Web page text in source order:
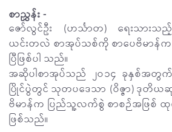
စာညွှန်း -
ဇော်လွင်ဦး (ဟင်္သာတ) ရေးသား
ယင်းတလဲ စာအုပ်သစ်ကို စာပေဗိမာန်
ပြီဖြစ်ပါ သည်။
အဆိုပါစာအုပ်သည် ၂ဝ၁၄ ခုနှစ်အတွက်
ပြိုင်ပွဲတွင် သုတပဒေသာ (ဝိဇ္ဇာ) ဒုတိယဆုရ
ဗိမာန်က ပြည်သူ့လက်စွဲ စာစဉ်အဖြစ် ထု
ဖြစ်သည်။